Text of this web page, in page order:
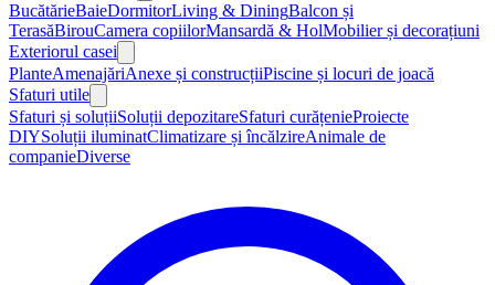
BucătărieBaieDormitorLiving & DiningBalcon și
TerasăBirouCamera copiilorMansardă & HolMobilier și decorațiuni
Exteriorul casei
PlanteAmenajăriAnexe și construcțiiPiscine și locuri de joacă
Sfaturi utile
Sfaturi și soluțiiSoluții depozitareSfaturi curățenieProiecte
DIYSoluții iluminatClimatizare și încălzireAnimale de
companieDiverse